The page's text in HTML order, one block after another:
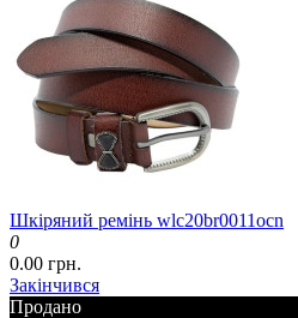
Шкіряний ремінь wlc20br0011ocn
0
0.00 грн.
Закінчився
Продано